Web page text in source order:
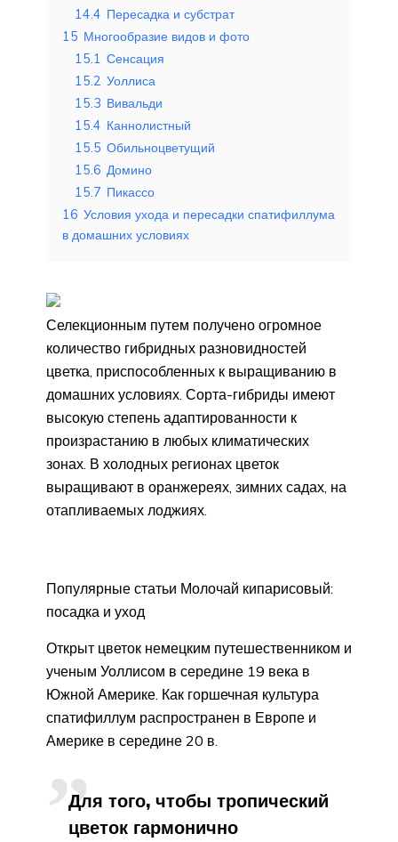
14.4 Пересадка и субстрат
15 Многообразие видов и фото
15.1 Сенсация
15.2 Уоллиса
15.3 Вивальди
15.4 Каннолистный
15.5 Обильноцветущий
15.6 Домино
15.7 Пикассо
16 Условия ухода и пересадки спатифиллума
в домашних условиях
Селекционным путем получено огромное
количество гибридных разновидностей
цветка, приспособленных к выращиванию в
домашних условиях. Сорта-гибриды имеют
высокую степень адаптированности к
произрастанию в любых климатических
зонах. В холодных регионах цветок
выращивают в оранжереях, зимних садах, на
отапливаемых лоджиях.
Популярные статьи Молочай кипарисовый:
посадка и уход
Открыт цветок немецким путешественником и
ученым Уоллисом в середине 19 века в
Южной Америке. Как горшечная культура
спатифиллум распространен в Европе и
Америке в середине 20 в.
Для того, чтобы тропический
цветок гармонично